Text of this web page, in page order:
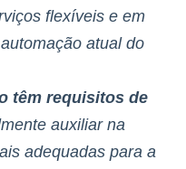
flexíveis e em
atual do
têm requisitos de
auxiliar na
adequadas para a